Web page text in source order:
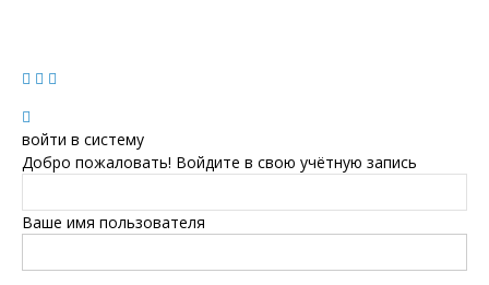
войти в систему
Добро пожаловать! Войдите в свою учётную запись
Ваше имя пользователя